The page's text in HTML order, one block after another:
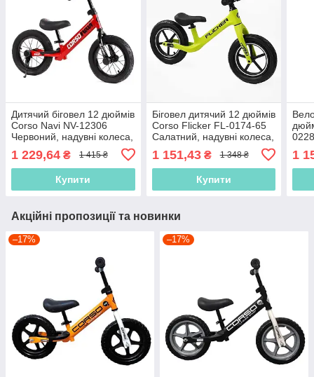
Дитячий біговел 12 дюймів
Corso Navi NV-12306
Червоний, надувні колеса,
підніжка, підставка для ніг,
велобіг
1 229,64 ₴ 1 415 ₴
Купити
Біговел дитячий 12 дюймів
Corso Flicker FL-0174-65
Салатний, надувні колеса,
нейлонова рама, Велобіг
1 151,43₴ 1 348 ₴
Купити
1
Акційні пропозиції та новинки
–17% –17%